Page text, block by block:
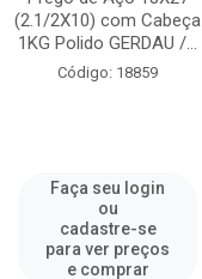
(2.1/2X10) com Cabeça
1KG Polido GERDAU /...
Código: 18859
Faça seu login
ou
cadastre-se
para ver preços
e comprar